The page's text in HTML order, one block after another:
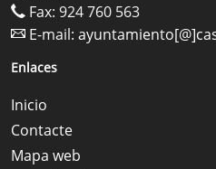
Fax: 924 760 563
E-mail:
Enlaces
Inicio
Contacte
Mapa web